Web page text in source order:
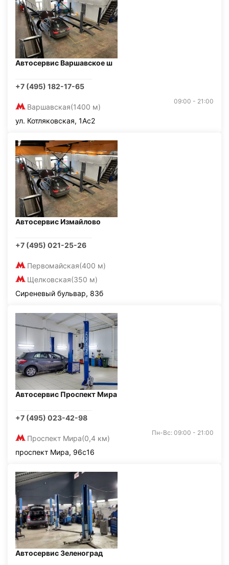
Автосервис Варшавское ш
+7 (495) 182-17-65
Варшавская(1400 м)
09:00 - 21:00
ул. Котляковская, 1Ас2
Автосервис Измайлово
+7 (495) 021-25-26
Первомайская(400 м)
Щелковская(350 м)
Сиреневый бульвар, 83б
Автосервис Проспект Мира
+7 (495) 023-42-98
Проспект Мира(0,4 км)
Пн-Вс: 09:00 - 21:00
проспект Мира, 96с16
Автосервис Зеленоград